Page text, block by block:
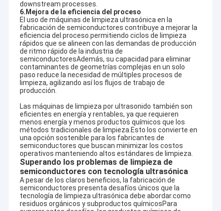
Máquina ultrasónica de la limpieza de la joyería
Limpiador ultrasónico dental
Limpiador ultrasónico de la electrónica
Limpiador ultrasónico del motor
Limpiador ultrasónico médico
Limpiador ultrasónico del laboratorio
Máquina de la limpieza ultrasónica
Limpiador ultrasónico de Digitaces
Limpiador ultrasónico mecánico
La cocina empapa los tanques
downstream processes.
6. Mejora de la eficiencia del proceso
El uso de máquinas de limpieza ultrasónica en la
fabricación de semiconductores contribuye a mejorar la
eficiencia del proceso.permitiendo ciclos de limpieza
rápidos que se alineen con las demandas de producción
de ritmo rápido de la industria de
semiconductoresAdemás, su capacidad para eliminar
contaminantes de geometrías complejas en un solo
paso reduce la necesidad de múltiples procesos de
limpieza, agilizando así los flujos de trabajo de
producción.
Las máquinas de limpieza por ultrasonido también son
eficientes en energía y rentables, ya que requieren
menos energía y menos productos químicos que los
métodos tradicionales de limpieza.Esto los convierte en
una opción sostenible para los fabricantes de
semiconductores que buscan minimizar los costos
operativos manteniendo altos estándares de limpieza.
Superando los problemas de limpieza de
semiconductores con tecnología ultrasónica
A pesar de los claros beneficios, la fabricación de
semiconductores presenta desafíos únicos que la
tecnología de limpieza ultrasónica debe abordar.como
residuos orgánicos y subproductos químicosPara
Para los usuarios finales
Suministramos sistemas de limpieza por ultrasonido confiables
y de alto rendimiento junto con soluciones de limpieza
profesionales para garantizar que obtenga los mejores
resultados de limpieza y la máxima eficiencia de nuestro
equipo.Nuestro equipo de ingenieros le apoya durante todo el
proceso desde la selección del modelo hasta la operación
práctica.
Las industrias a las que prestamos servicio
Hemos construido un fuerte reconocimiento de los clientes en
varias industrias, incluyendo:
Automotriz, fabricación de moldes, aeroespacial, electrónica,
armas de fuego, aplicaciones médicas, de laboratorio y muchas
más.
Siempre aquí para ti
Estamos disponibles las 24 horas del día, los 7 días de la
semana y listos para atender sus necesidades en cualquier
momento.
Si está interesado en nuestro equipo de limpieza ultrasónica o
soluciones personalizadas, no dude en ponerse en contacto
con nosotros.